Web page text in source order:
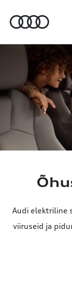
a
Audi elektriline
viiruseid ja